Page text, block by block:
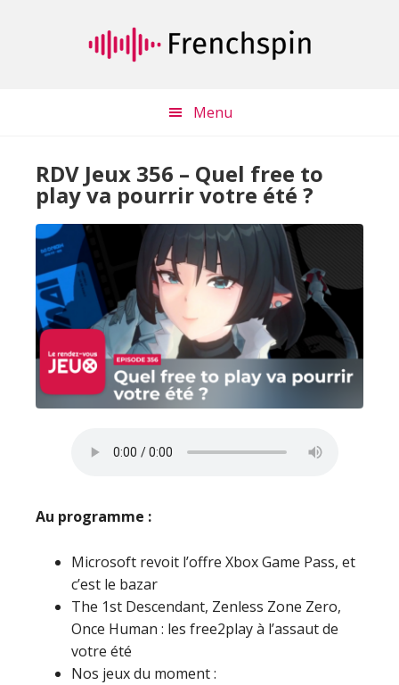
Menu
RDV Jeux 356 – Quel free to
play va pourrir votre été ?
Au programme :
Microsoft revoit l’offre Xbox Game Pass, et
c’est le bazar
The 1st Descendant, Zenless Zone Zero,
Once Human : les free2play à l’assaut de
votre été
Nos jeux du moment :